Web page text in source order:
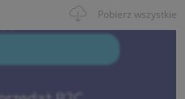
Pobierz wszystkie